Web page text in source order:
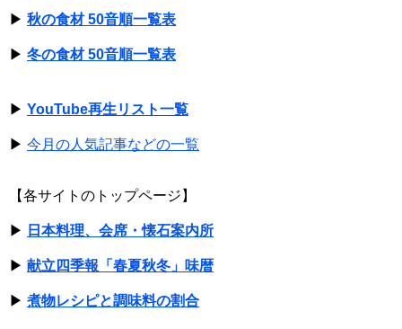
▶ 秋の食材 50音順一覧表
▶ 冬の食材 50音順一覧表
▶ YouTube再生リスト一覧
▶ 今月の人気記事などの一覧
【各サイトのトップページ】
▶ 日本料理、会席・懐石案内所
▶ 献立四季報「春夏秋冬」味暦
▶ 煮物レシピと調味料の割合